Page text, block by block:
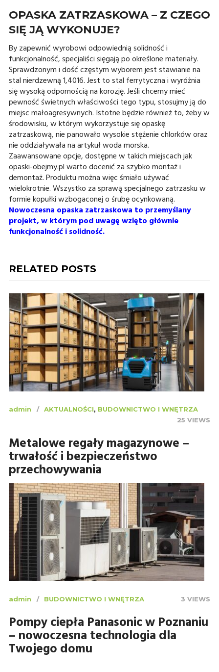
OPASKA ZATRZASKOWA – Z CZEGO
SIĘ JĄ WYKONUJE?
By zapewnić wyrobowi odpowiednią solidność i
funkcjonalność, specjaliści sięgają po określone materiały.
Sprawdzonym i dość częstym wyborem jest stawianie na
stal nierdzewną 1,4016. Jest to stal ferrytyczna i wyróżnia
się wysoką odpornością na korozję. Jeśli chcemy mieć
pewność świetnych właściwości tego typu, stosujmy ją do
miejsc małoagresywnych. Istotne będzie również to, żeby w
środowisku, w którym wykorzystuje się opaskę
zatrzaskową, nie panowało wysokie stężenie chlorków oraz
nie oddziaływała na artykuł woda morska.
Zaawansowane opcje, dostępne w takich miejscach jak
opaski-obejmy.pl warto docenić za szybko montaż i
demontaż. Produktu można więc śmiało używać
wielokrotnie. Wszystko za sprawą specjalnego zatrzasku w
formie kopułki wzbogaconej o śrubę ocynkowaną.
Nowoczesna opaska zatrzaskowa to przemyślany
projekt, w którym pod uwagę wzięto głównie
funkcjonalność i solidność.
RELATED POSTS
admin AKTUALNOŚCI, BUDOWNICTWO I WNĘTRZA
25 VIEWS
Metalowe regały magazynowe –
trwałość i bezpieczeństwo
przechowywania
admin BUDOWNICTWO I WNĘTRZA 3 VIEWS
Pompy ciepła Panasonic w Poznaniu
– nowoczesna technologia dla
Twojego domu